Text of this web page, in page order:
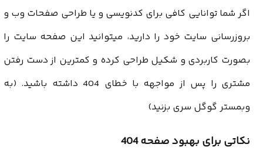
اگر شما توانایی کافی برای کدنویسی و یا طراحی صفحات وب و
بروزرسانی سایت خود را دارید، میتوانید این صفحه سایت را
بصورت کاربردی و شکیل طراحی کرده و کمترین از دست رفتن
مشتری را پس از مواجهه با خطای 404 داشته باشید. (به
وبمستر گوگل سری بزنید)
نکاتی برای بهبود صفحه 404